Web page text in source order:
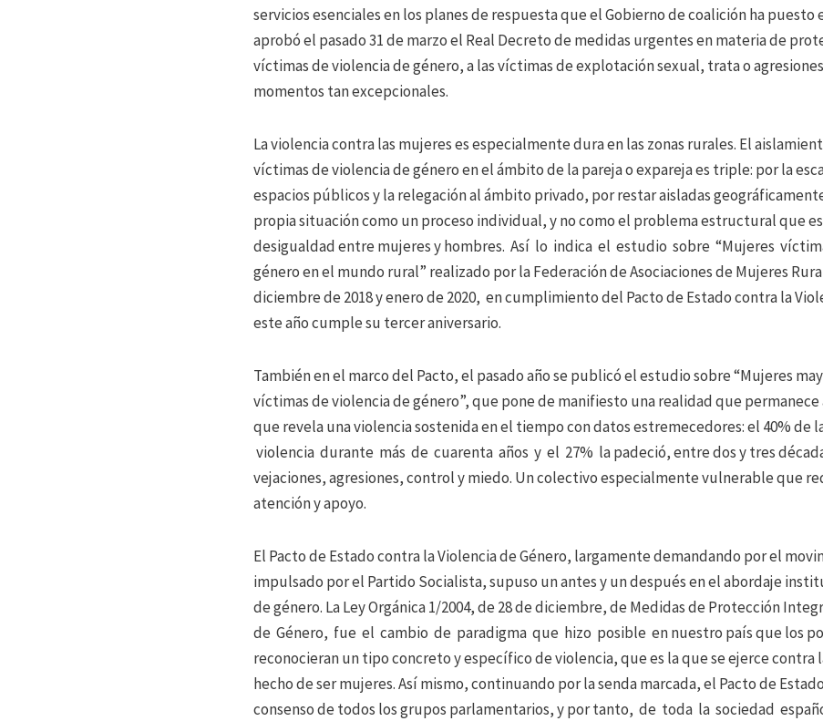
servicios esenciales en los planes de respuesta que el Gobierno de coalición ha puesto
aprobó el pasado 31 de marzo el Real Decreto de medidas urgentes en materia de
víctimas de violencia de género, a las víctimas de explotación sexual, trata o
momentos tan excepcionales.
La violencia contra las mujeres es especialmente dura en las zonas rurales. El
víctimas de violencia de género en el ámbito de la pareja o expareja es triple: por la
espacios públicos y la relegación al ámbito privado, por restar aisladas
propia situación como un proceso individual, y no como el problema estructural que
desigualdad entre mujeres y hombres. Así lo indica el estudio sobre “Mujeres
género en el mundo rural” realizado por la Federación de Asociaciones de Mujeres
diciembre de 2018 y enero de 2020, en cumplimiento del Pacto de Estado contra la
este año cumple su tercer aniversario.
También en el marco del Pacto, el pasado año se publicó el estudio sobre “Mujeres
víctimas de violencia de género”, que pone de manifiesto una realidad que permanece
que revela una violencia sostenida en el tiempo con datos estremecedores: el 40% de
violencia durante más de cuarenta años y el 27% la padeció, entre dos y tres
vejaciones, agresiones, control y miedo. Un colectivo especialmente vulnerable que
atención y apoyo.
El Pacto de Estado contra la Violencia de Género, largamente demandando por el
impulsado por el Partido Socialista, supuso un antes y un después en el abordaje
de género. La Ley Orgánica 1/2004, de 28 de diciembre, de Medidas de Protección
de Género, fue el cambio de paradigma que hizo posible en nuestro país que los
reconocieran un tipo concreto y específico de violencia, que es la que se ejerce contra
hecho de ser mujeres. Así mismo, continuando por la senda marcada, el Pacto de
consenso de todos los grupos parlamentarios, y por tanto, de toda la sociedad